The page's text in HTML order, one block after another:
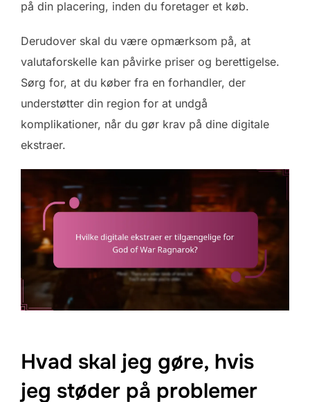
på din placering, inden du foretager et køb.
Derudover skal du være opmærksom på, at
valutaforskelle kan påvirke priser og berettigelse.
Sørg for, at du køber fra en forhandler, der
understøtter din region for at undgå
komplikationer, når du gør krav på dine digitale
ekstraer.
Hvad skal jeg gøre, hvis
jeg støder på problemer